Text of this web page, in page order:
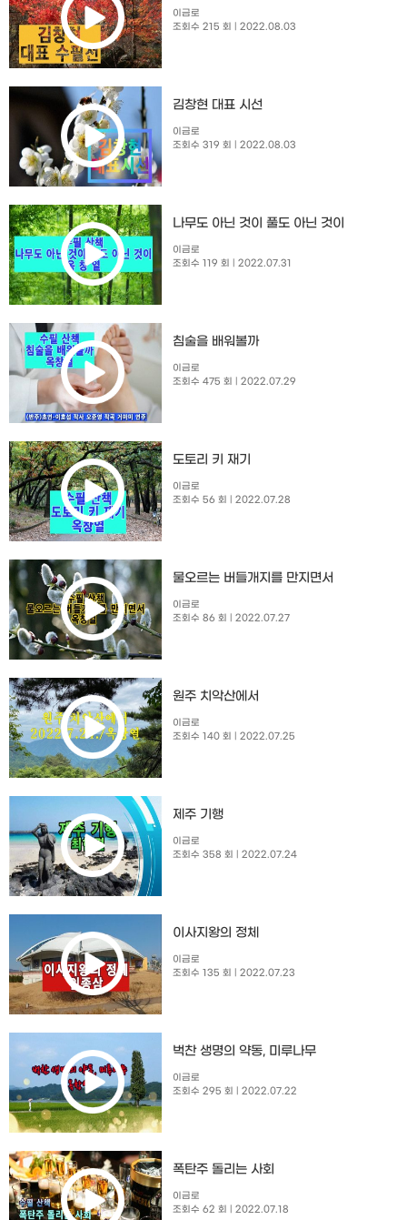
이금로
조회수 215 회
| 2022.08.03
김창현 대표 시선
이금로
조회수 319 회
| 2022.08.03
나무도 아닌 것이 풀도 아닌 것이
이금로
조회수 119 회
| 2022.07.31
침술을 배워볼까
이금로
조회수 475 회
| 2022.07.29
도토리 키 재기
이금로
조회수 56 회
| 2022.07.28
물오르는 버들개지를 만지면서
이금로
조회수 86 회
| 2022.07.27
원주 치악산에서
이금로
조회수 140 회
| 2022.07.25
제주 기행
이금로
조회수 358 회
| 2022.07.24
이사지왕의 정체
이금로
조회수 135 회
| 2022.07.23
벅찬 생명의 약동, 미루나무
이금로
조회수 295 회
| 2022.07.22
폭탄주 돌리는 사회
이금로
조회수 62 회
| 2022.07.18